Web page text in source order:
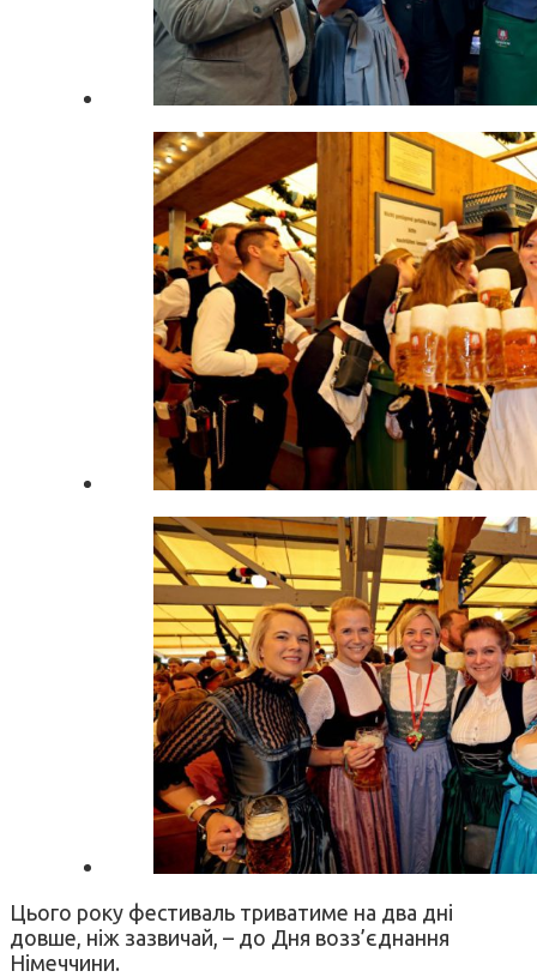
Цього року фестиваль триватиме на два дні
довше, ніж зазвичай, – до Дня возз’єднання
Німеччини.